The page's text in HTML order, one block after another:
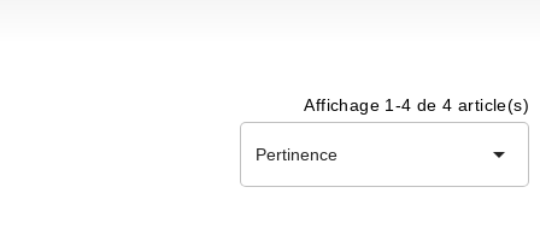
Affichage 1-4 de 4 article(s)
Pertinence 